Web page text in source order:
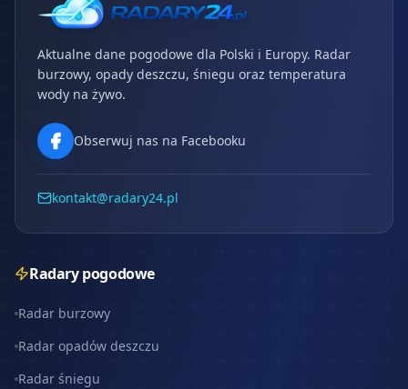
Aktualne dane pogodowe dla Polski i Europy. Radar
burzowy, opady deszczu, śniegu oraz temperatura
wody na żywo.
Obserwuj nas na Facebooku
kontakt@radary24.pl
Radary pogodowe
Radar burzowy
Radar opadów deszczu
Radar śniegu